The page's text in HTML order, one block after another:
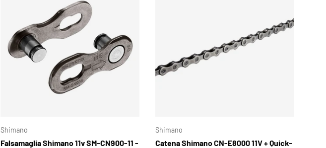
Shimano
Falsamaglia Shimano 11v SM-CN900-11 -
Shimano
Catena Shimano CN-E8000 11V + Quick-